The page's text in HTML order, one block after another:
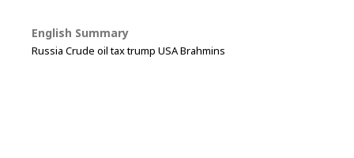
English Summary
Russia Crude oil tax trump USA Brahmins